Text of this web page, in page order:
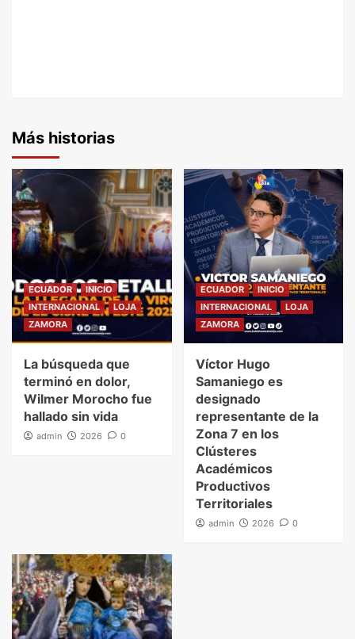
Más historias
ECUADOR
INICIO
INTERNACIONAL
LOJA
ZAMORA
La búsqueda que
terminó en dolor,
Wilmer Morocho fue
hallado sin vida
admin 2026 0
ECUADOR
INICIO
INTERNACIONAL
LOJA
ZAMORA
Víctor Hugo
Samaniego es
designado
representante de la
Zona 7 en los
Clústeres
Académicos
Productivos
Territoriales
admin 2026 0